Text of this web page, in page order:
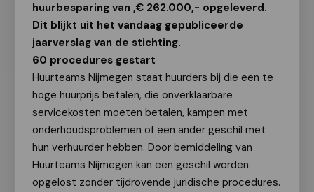
huurbesparing van ‚€ 262.000,- opgeleverd.
Dit blijkt uit het vandaag gepubliceerde
jaarverslag van de stichting.
60 procedures gestart
Huurteams Nijmegen staat huurders bij die een te
hoge huurprijs betalen, die onverklaarbare
servicekosten moeten betalen, kampen met
onderhoudsproblemen of een ander geschil met
hun verhuurder hebben. Door bemiddeling van
Huurteams Nijmegen kan een geschil worden
opgelost zonder tijdrovende juridische procedures.